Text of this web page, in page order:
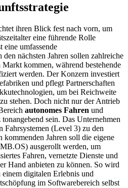
ihren Blick fest nach vorn, um
eine führende Rolle
eine umfassende
den nächsten Jahren sollen zahlreiche
kommen, während bestehende
werden. Der Konzern investiert
und pflegt Partnerschaften
um bei Reichweite
stehen. Doch nicht nur der Antrieb
autonomes Fahren und
sein. Das Unternehmen
Fahrsystemen (Level 3) zu den
Jahren soll die eigene
ausgerollt werden, um
Fahren, vernetzte Dienste und
Hand anbieten zu können. So wird
digitalen Erlebnis und
im Softwarebereich selbst